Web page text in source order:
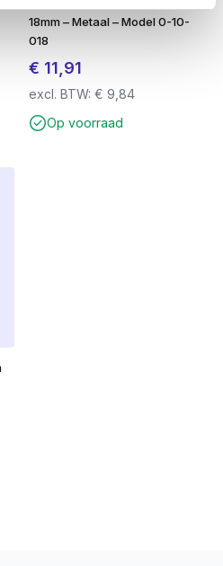
houtsoortenzonder
worden.
in
een geschikte
breuk van de schroef en
18mm – Metaal – Model 0-10-
018
€ 11,91
excl. BTW:€ 9,84
Op voorraad